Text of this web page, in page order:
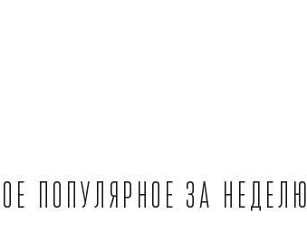
популярное за неделю